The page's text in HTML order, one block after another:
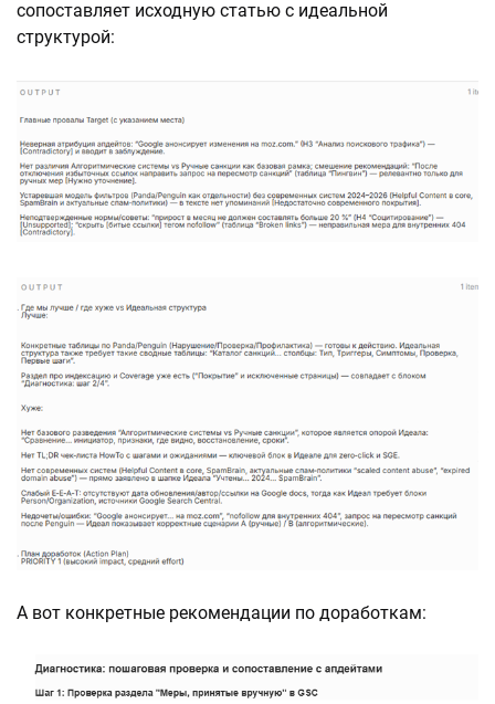
сопоставляет исходную статью с идеальной
структурой:
А вот конкретные рекомендации по доработкам: